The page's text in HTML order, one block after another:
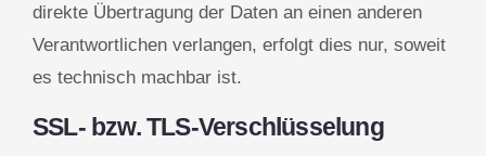
direkte Übertragung der Daten an einen anderen
Verantwortlichen verlangen, erfolgt dies nur, soweit
es technisch machbar ist.
SSL- bzw. TLS-Verschlüsselung